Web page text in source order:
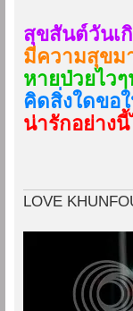
สุขสันต์วันเ
มีความสุขม
หายป่วยไว
คิดสิ่งใดขอ
น่ารักอย่าง
LOVE